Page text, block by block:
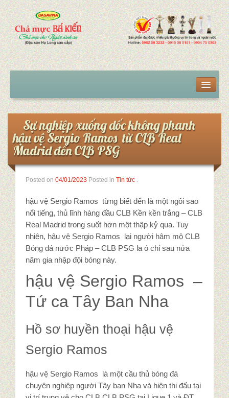
Sản phẩm
Chả mực giã tay
Chả mực giã tay VIP
Chả mực giã tay hút chân không
Mua chả mực tại Hà Nội
Tin tức
Góc báo chí
Đặc sản Quảng Ninh
Liên hệ
Sự nghiệp xuống dốc không phanh
hậu vệ Sergio Ramos từ CLB Real
Madrid đến CLB PSG
Posted on 04/01/2023 Posted in Tin tức .
hậu vệ Sergio Ramos từng biết đến là một ngôi sao
nổi tiếng, thủ lĩnh hàng đầu CLB Kền kền trắng – CLB
Real Madrid trong suốt hơn một thập kỷ qua. Tuy
nhiên, hậu vệ Sergio Ramos lại người hâm mộ CLB
Bóng đá nước Pháp – CLB PSG la ó chỉ sau nửa
năm gia nhập đội bóng này.
hậu vệ Sergio Ramos –
Tứ ca Tây Ban Nha
Hồ sơ huyền thoại hậu vệ
Sergio Ramos
hậu vệ Sergio Ramos là một cầu thủ bóng đá
chuyên nghiệp người Tây ban Nha và hiện thi đấu tại